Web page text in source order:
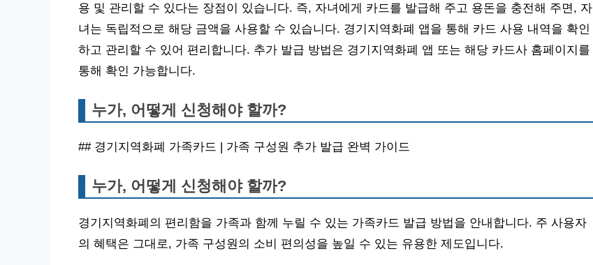
용 및 관리할 수 있다는 장점이 있습니다. 즉, 자녀에게 카드를 발급해 주고 용돈을 충전해 주면, 자
녀는 독립적으로 해당 금액을 사용할 수 있습니다. 경기지역화폐 앱을 통해 카드 사용 내역을 확인
하고 관리할 수 있어 편리합니다. 추가 발급 방법은 경기지역화폐 앱 또는 해당 카드사 홈페이지를
통해 확인 가능합니다.
누가, 어떻게 신청해야 할까?
## 경기지역화폐 가족카드 | 가족 구성원 추가 발급 완벽 가이드
누가, 어떻게 신청해야 할까?
경기지역화폐의 편리함을 가족과 함께 누릴 수 있는 가족카드 발급 방법을 안내합니다. 주 사용자
의 혜택은 그대로, 가족 구성원의 소비 편의성을 높일 수 있는 유용한 제도입니다.